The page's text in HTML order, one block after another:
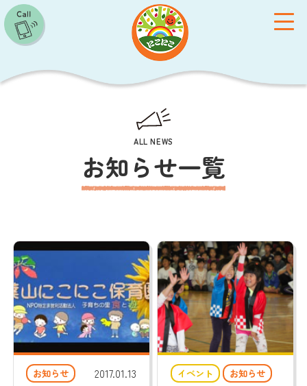
toggle
施設概要 保育方針
クラス紹介 子育て支援
入園案内 園の取り組み
ALL NEWS
お知らせ一覧
お知らせ
2017.01.13
イベント お知らせ